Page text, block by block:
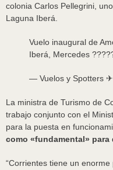
colonia Carlos Pellegrini,
Laguna Iberá.
Vuelo inaugural de
Iberá, Mercedes
— Vuelos y Spotters
La ministra de Turismo de
trabajo conjunto con el
para la puesta en
como «fundamental»
“Corrientes tiene un